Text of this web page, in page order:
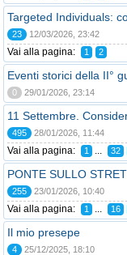
Targeted Individuals:
23 12/03/2026, 23:42
Vai alla pagina: 1 2
Eventi storici della II°
0 29/01/2026, 23:14
11 Settembre.
495 28/01/2026, 11:44
Vai alla pagina: 1 ... 32
PONTE SULLO
255 23/01/2026, 10:40
Vai alla pagina: 1 ... 16
Il mio presepe
4 25/12/2025, 18:10